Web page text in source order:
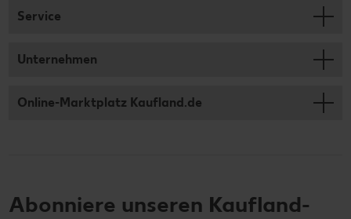
Service
Unternehmen
Online-Marktplatz Kaufland.de
Abonniere unseren Kaufland-